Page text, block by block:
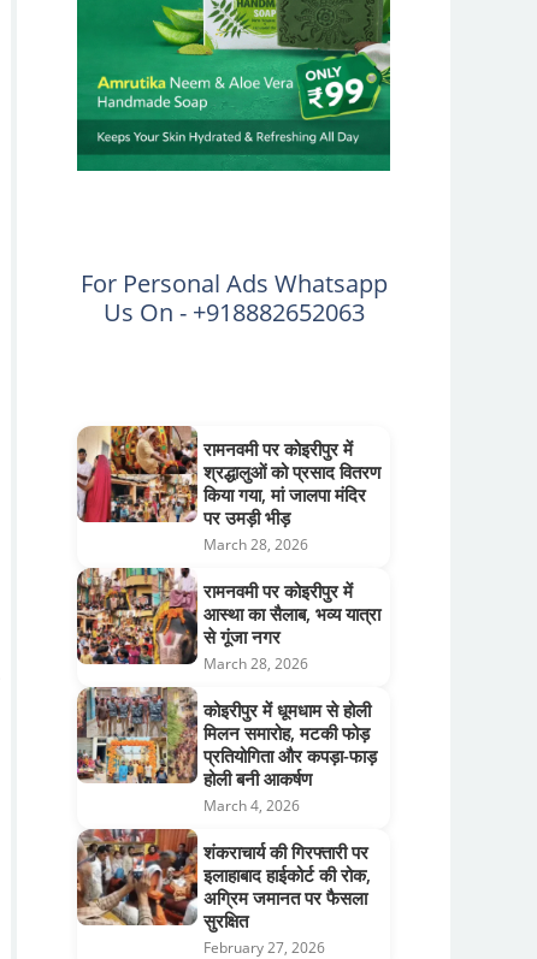
For Personal Ads Whatsapp
Us On - +918882652063
रामनवमी पर कोइरीपुर में
श्रद्धालुओं को प्रसाद वितरण
किया गया, मां जालपा मंदिर
पर उमड़ी भीड़
March 28, 2026
रामनवमी पर कोइरीपुर में
आस्था का सैलाब, भव्य यात्रा
से गूंजा नगर
March 28, 2026
कोइरीपुर में धूमधाम से होली
मिलन समारोह, मटकी फोड़
प्रतियोगिता और कपड़ा-फाड़
होली बनी आकर्षण
March 4, 2026
शंकराचार्य की गिरफ्तारी पर
इलाहाबाद हाईकोर्ट की रोक,
अग्रिम जमानत पर फैसला
सुरक्षित
February 27, 2026